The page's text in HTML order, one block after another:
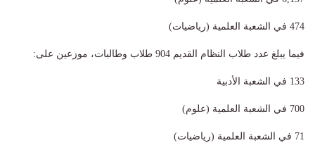
474 في الشعبة العلمية (رياضيات)
فيما يبلغ عدد طلاب النظام القديم 904 طلاب وطالبات، موزعين على:
133 في الشعبة الأدبية
700 في الشعبة العلمية (علوم)
71 في الشعبة العلمية (رياضيات)